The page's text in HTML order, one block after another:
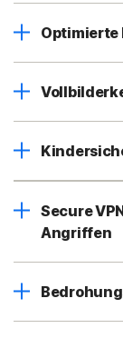
Secure
Angriffen